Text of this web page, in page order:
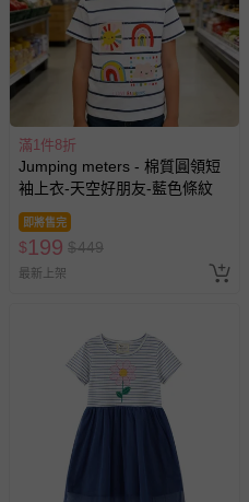
滿1件8折
Jumping meters - 棉質圓領短
袖上衣-天空好朋友-藍色條紋
即將售完
$199 $449
最新上架